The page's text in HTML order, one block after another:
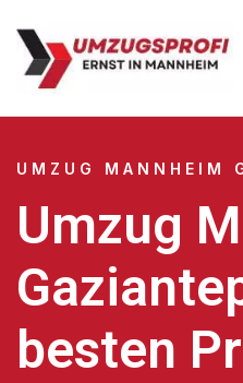
UMZUG MANNHEIM
Umzug
besten